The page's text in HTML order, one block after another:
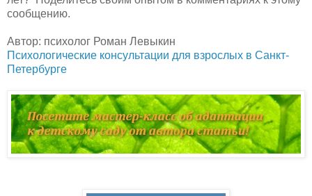
сообщению.
Автор: психолог Роман Левыкин
Психологические консультации для взрослых в Санкт-
Петербурге